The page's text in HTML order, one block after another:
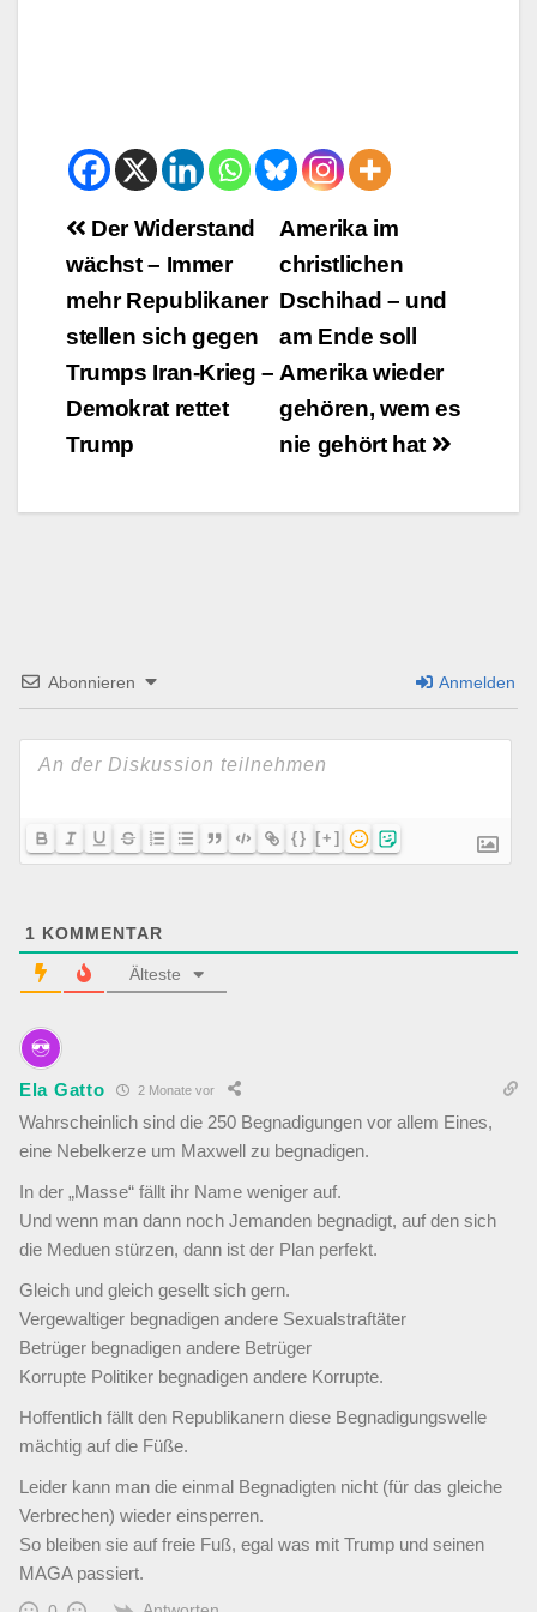
Beitrags-
Navigation
Amerika im
christlichen
Dschihad – und
am Ende soll
Amerika wieder
gehören, wem es
nie gehört hat
Der Widerstand
wächst – Immer
mehr Republikaner
stellen sich gegen
Trumps Iran-Krieg –
Demokrat rettet
Trump
Abonnieren Anmelden
{} [+]
1 KOMMENTAR
Älteste
Ela Gatto 2 Monate vor
Wahrscheinlich sind die 250 Begnadigungen vor allem Eines,
eine Nebelkerze um Maxwell zu begnadigen.
In der „Masse“ fällt ihr Name weniger auf.
Und wenn man dann noch Jemanden begnadigt, auf den sich
die Meduen stürzen, dann ist der Plan perfekt.
Gleich und gleich gesellt sich gern.
Vergewaltiger begnadigen andere Sexualstraftäter
Betrüger begnadigen andere Betrüger
Korrupte Politiker begnadigen andere Korrupte.
Hoffentlich fällt den Republikanern diese Begnadigungswelle
mächtig auf die Füße.
Leider kann man die einmal Begnadigten nicht (für das gleiche
Verbrechen) wieder einsperren.
So bleiben sie auf freie Fuß, egal was mit Trump und seinen
MAGA passiert.